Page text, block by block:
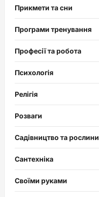
Прикмети та сни
Програми тренування
Професії та робота
Психологія
Релігія
Розваги
Садівництво та рослини
Сантехніка
Своїми руками